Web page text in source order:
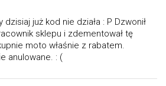
dzisiaj już kod nie działa : P Dzwonił
sklepu i zdementował tę
moto właśnie z rabatem.
anulowane. : (